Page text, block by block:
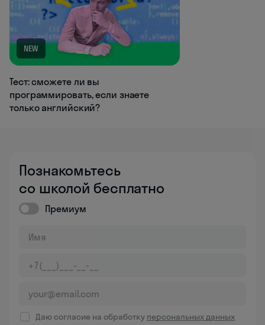
NEW
Тест: сможете ли вы
программировать, если знаете
только английский?
Познакомьтесь
со школой бесплатно
Премиум
Даю согласие на обработку персональных данных